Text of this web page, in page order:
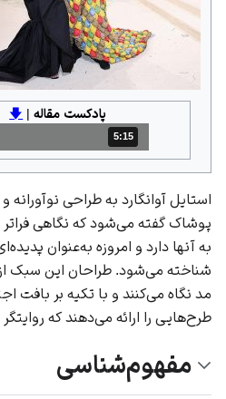
پادکست مقاله|
🡇
مدت: 5 دقیقه و 15 ثانیه
5:15
استایل آوانگارد به طراحی
پوشاک گفته می‌شود که نگاهی فراتر
به آنها دارد و امروزه به‌عنوان
شناخته می‌شود. طراحان این سبک
مد نگاه می‌کنند و با تکیه بر بافت
طرح‌هایی را ارائه می‌دهند که
مفهوم‌شناسی